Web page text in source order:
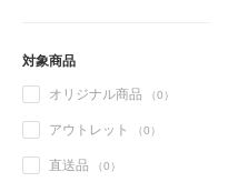
対象商品
オリジナル商品 （0）
アウトレット （0）
直送品 （0）